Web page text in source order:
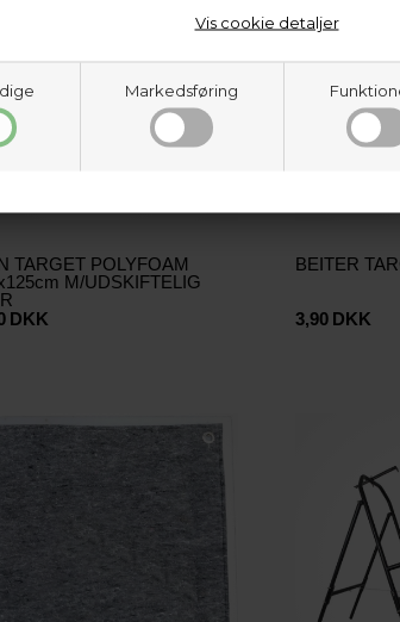
Markedsføring
Vis cookie detaljer
TARGET POLYFOAM
M/UDSKIFTELIG
DKK
BEITER
3,90 DKK